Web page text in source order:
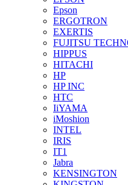
Epson
ERGOTRON
EXERTIS
FUJITSU
HIPPUS
HITACHI
HP
HP INC
HTC
IiYAMA
iMoshion
INTEL
IRIS
IT1
Jabra
KENSINGTON